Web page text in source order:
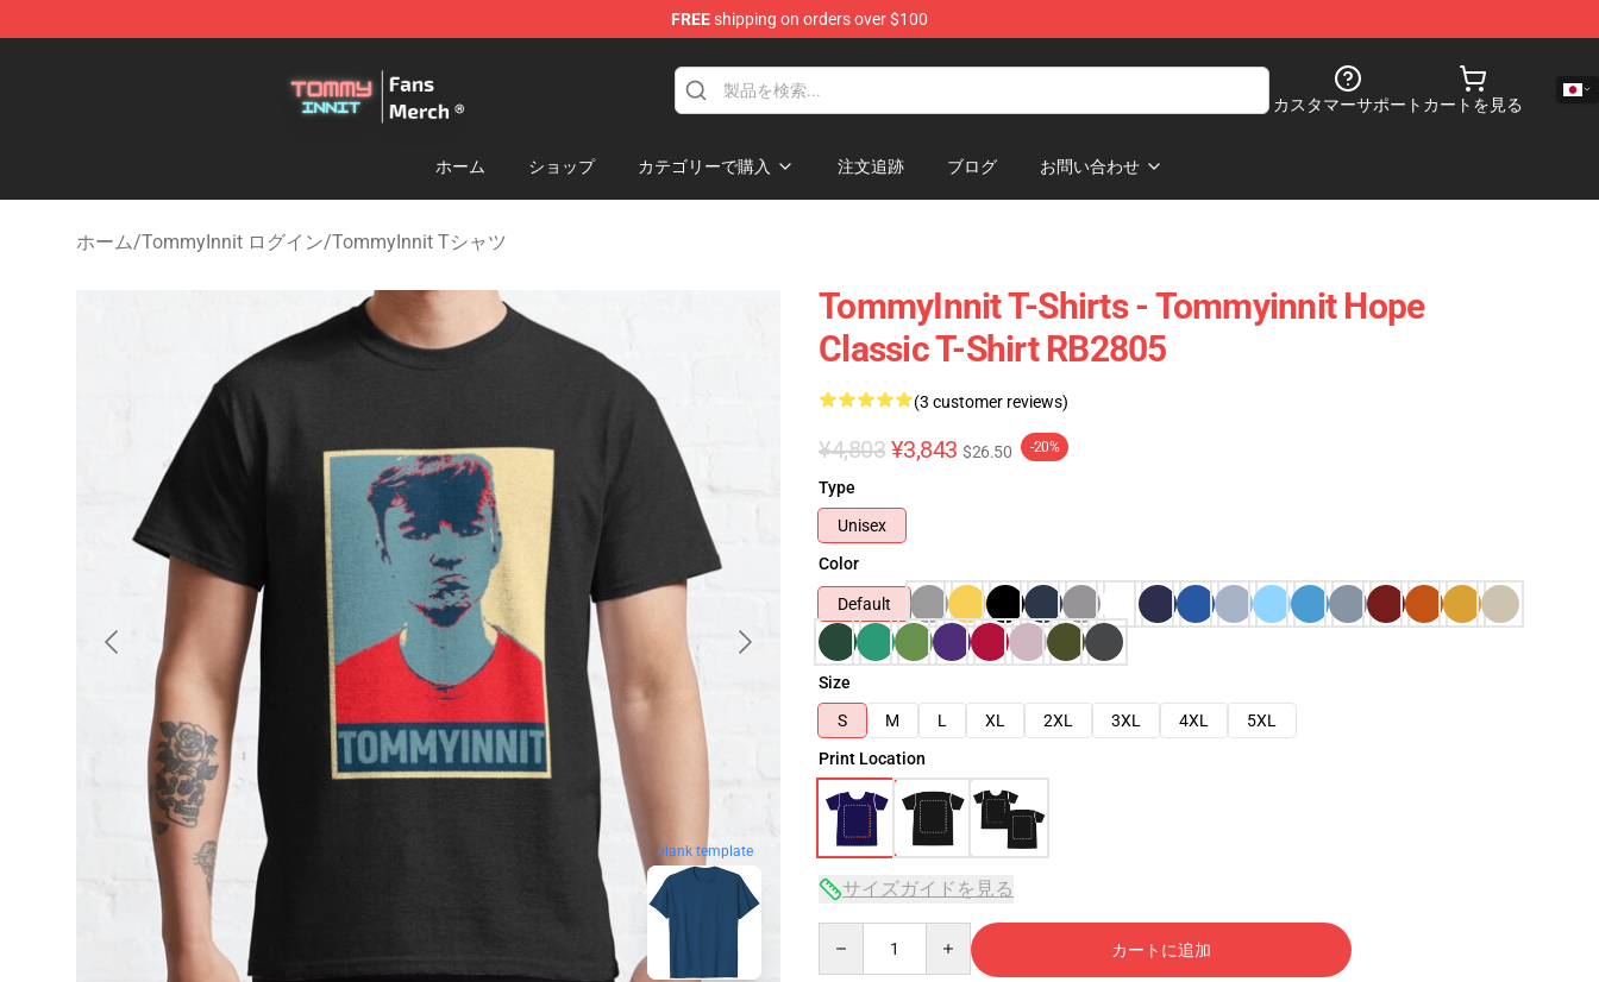
FREEshipping on orders over $100
カスタマーサポート カートを見る
ホーム ショップ カテゴリーで購入 注文追跡 ブログ お問い合わせ
ホーム/TommyInnit ログイン/TommyInnit Tシャツ
blank template
TommyInnit T-Shirts - Tommyinnit Hope
Classic T-Shirt RB2805
(3 customer reviews)
¥4,803 ¥3,843 $26.50 -20%
Type
Unisex
Color
Default
Size
S
M L XL 2XL 3XL 4XL
5XL
Print Location
サイズガイドを見る
カートに追加